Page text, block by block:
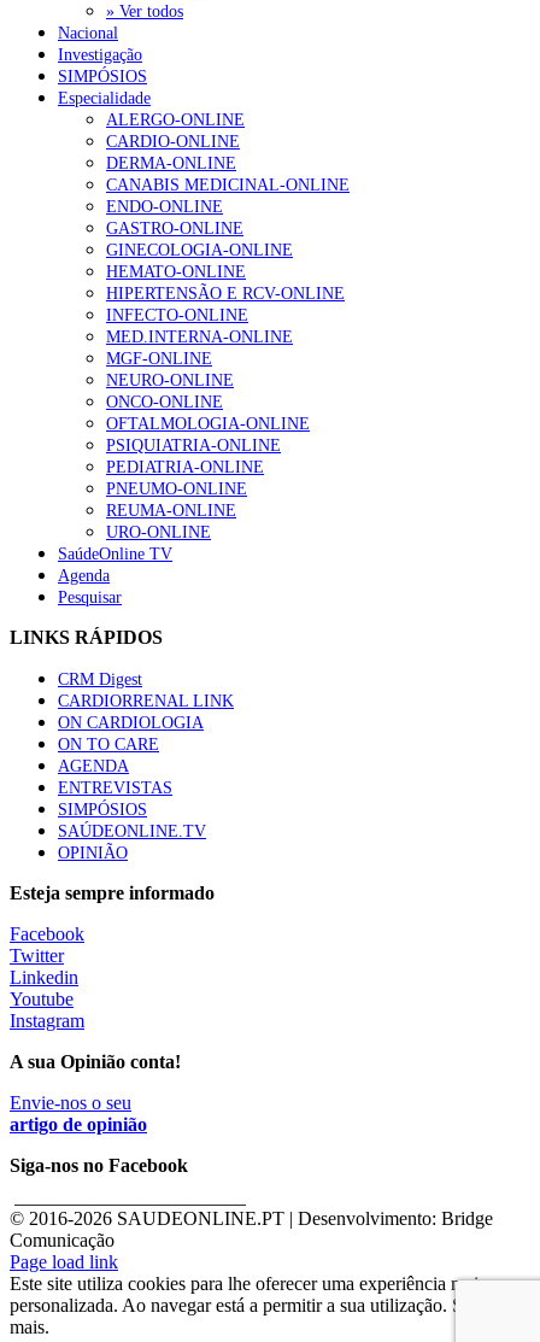
» Ver todos
Nacional
Investigação
SIMPÓSIOS
Especialidade
ALERGO-ONLINE
CARDIO-ONLINE
DERMA-ONLINE
CANABIS MEDICINAL-ONLINE
ENDO-ONLINE
GASTRO-ONLINE
GINECOLOGIA-ONLINE
HEMATO-ONLINE
HIPERTENSÃO E RCV-ONLINE
INFECTO-ONLINE
MED.INTERNA-ONLINE
MGF-ONLINE
NEURO-ONLINE
ONCO-ONLINE
OFTALMOLOGIA-ONLINE
PSIQUIATRIA-ONLINE
PEDIATRIA-ONLINE
PNEUMO-ONLINE
REUMA-ONLINE
URO-ONLINE
SaúdeOnline TV
Agenda
Pesquisar
LINKS RÁPIDOS
CRM Digest
CARDIORRENAL LINK
ON CARDIOLOGIA
ON TO CARE
AGENDA
ENTREVISTAS
SIMPÓSIOS
SAÚDEONLINE.TV
OPINIÃO
Esteja sempre informado
Facebook
Twitter
Linkedin
Youtube
Instagram
A sua Opinião conta!
Envie-nos o seu
artigo de opinião
Siga-nos no Facebook
© 2016-2026 SAUDEONLINE.PT | Desenvolvimento: Bridge
Comunicação
Page load link
Este site utiliza cookies para lhe oferecer uma experiência mais
personalizada. Ao navegar está a permitir a sua utilização. Saber
mais.